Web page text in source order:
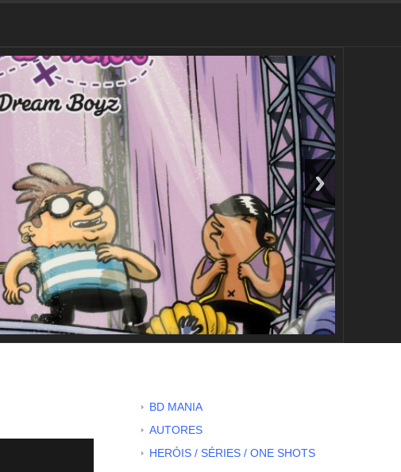
BD MANIA
AUTORES
HERÓIS / SÉRIES / ONE SHOTS